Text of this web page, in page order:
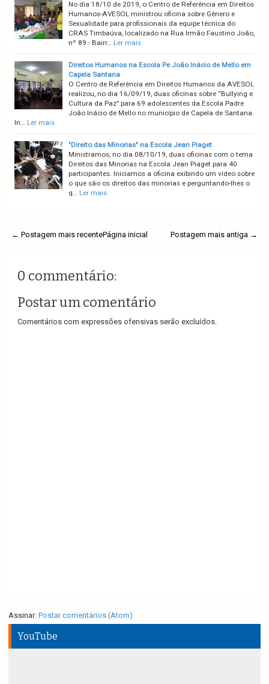
No dia 18/10 de 2019, o Centro de Referência em Direitos
Humanos-AVESOL ministrou oficina sobre Gênero e
Sexualidade para profissionais da equipe técnica do
CRAS Timbaúva, localizado na Rua Irmão Faustino João,
nº 89 - Bairr… Ler mais
Direitos Humanos na Escola Pe João Inácio de Mello em
Capela Santana
O Centro de Referência em Direitos Humanos da AVESOL
realizou, no dia 16/09/19, duas oficinas sobre “Bullying e
Cultura da Paz” para 69 adolescentes da Escola Padre
João Inácio de Mello no município de Capela de Santana.
In… Ler mais
"Direito das Minorias" na Escola Jean Piaget
Ministramos, no dia 08/10/19, duas oficinas com o tema
Direitos das Minorias na Escola Jean Piaget para 40
participantes. Iniciamos a oficina exibindo um vídeo sobre
o que são os direitos das minorias e perguntando-lhes o
q… Ler mais
← Postagem mais recente Postagem mais antiga →
Página inicial
0 commentário:
Postar um comentário
Comentários com expressões ofensivas serão excluídos.
Assinar: Postar comentários (Atom)
YouTube